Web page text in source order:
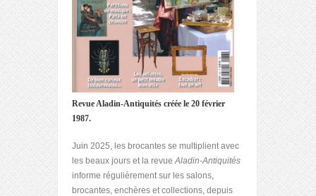
Revue Aladin-Antiquités créée le 20 février
1987.
Juin 2025, les brocantes se multiplient avec
les beaux jours et la revueAladin-Antiquités
informe régulièrement sur les salons,
brocantes, enchères et collections, depuis